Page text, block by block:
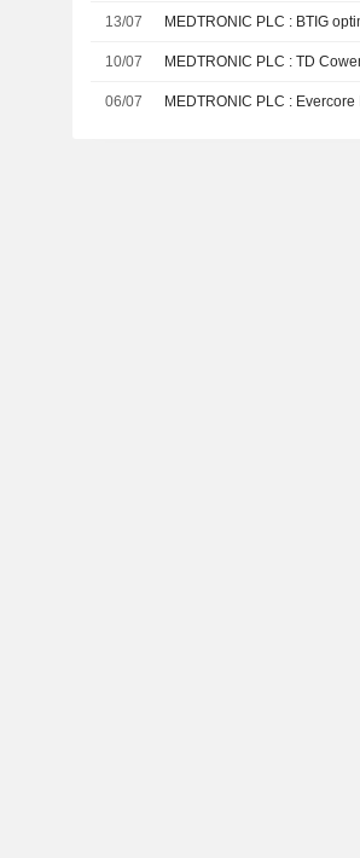
13/07 MEDTRONIC
10/07 MEDTRONIC
06/07 MEDTRONIC